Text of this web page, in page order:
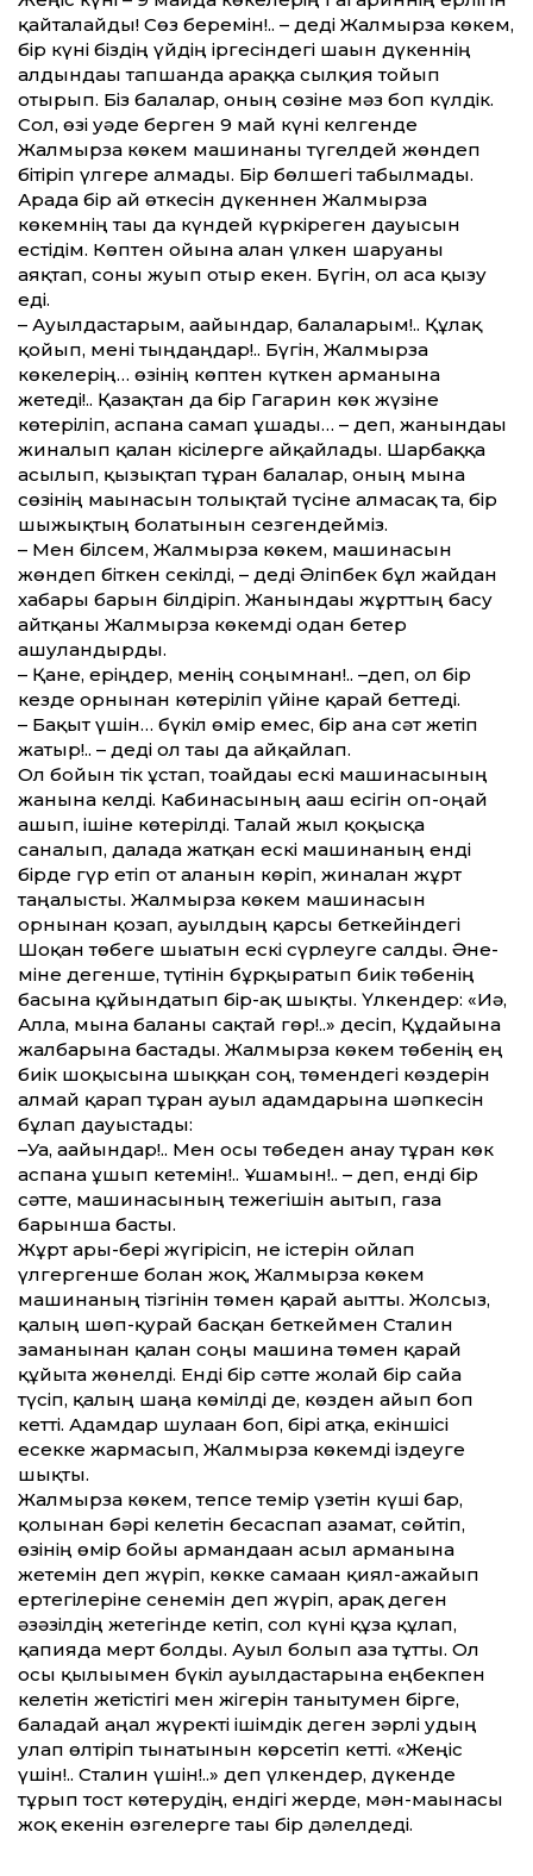
қайталайды! Сөз беремін!.. – деді Жалмырза көкем,
бір күні біздің үйдің іргесіндегі шағын дүкеннің
алдындағы тапшанда араққа сылқия тойып
отырып. Біз балалар, оның сөзіне мәз боп күлдік.
Сол, өзі уәде берген 9 май күні келгенде
Жалмырза көкем машинаны түгелдей жөндеп
бітіріп үлгере алмады. Бір бөлшегі табылмады.
Арада бір ай өткесін дүкеннен Жалмырза
көкемнің тағы да күндей күркіреген дауысын
естідім. Көптен ойына алған үлкен шаруаны
аяқтап, соны жуып отыр екен. Бүгін, ол аса қызу
еді.
– Ауылдастарым, ағайындар, балаларым!.. Құлақ
қойып, мені тыңдаңдар!.. Бүгін, Жалмырза
көкелерің… өзінің көптен күткен арманына
жетеді!.. Қазақтан да бір Гагарин көк жүзіне
көтеріліп, аспанға самғап ұшады… – деп, жанындағы
жиналып қалған кісілерге айқайлады. Шарбаққа
асылып, қызықтап тұрған балалар, оның мына
сөзінің мағынасын толықтай түсіне алмасақ та, бір
шыжықтың болатынын сезгендейміз.
– Мен білсем, Жалмырза көкем, машинасын
жөндеп біткен секілді, – деді Әліпбек бұл жайдан
хабары барын білдіріп. Жанындағы жұрттың басу
айтқаны Жалмырза көкемді одан бетер
ашуландырды.
– Қане, еріңдер, менің соңымнан!.. –деп, ол бір
кезде орнынан көтеріліп үйіне қарай беттеді.
– Бақыт үшін… бүкіл өмір емес, бір ғана сәт жетіп
жатыр!.. – деді ол тағы да айқайлап.
Ол бойын тік ұстап, тоғайдағы ескі машинасының
жанына келді. Кабинасының ағаш есігін оп-оңай
ашып, ішіне көтерілді. Талай жыл қоқысқа
саналып, далада жатқан ескі машинаның енді
бірде гүр етіп от алғанын көріп, жиналған жұрт
таңғалысты. Жалмырза көкем машинасын
орнынан қозғап, ауылдың қарсы беткейіндегі
Шоқан төбеге шығатын ескі сүрлеуге салды. Әне-
міне дегенше, түтінін бұрқыратып биік төбенің
басына құ­йындатып бір-ақ шықты. Үлкендер: «Иә,
Алла, мына баланы сақтай гөр!..» десіп, Құдайына
жалбарына бастады. Жалмырза көкем төбенің ең
биік шоқысына шыққан соң, төмендегі көздерін
алмай қарап тұрған ауыл адамдарына шәпкесін
бұлғап дауыстады:
–Уа, ағайындар!.. Мен осы төбеден анау тұрған көк
аспанға ұшып кетемін!.. Ұшамын!.. – деп, енді бір
сәтте, машинасының тежегішін ағытып, газға
барынша басты.
Жұрт ары-бері жүгірісіп, не істерін ойлап
үлгергенше болған жоқ, Жалмырза көкем
машинаның тізгінін төмен қарай ағытты. Жолсыз,
қалың шөп-қурай басқан беткеймен Сталин
заманынан қалған соңғы машина төмен қарай
құйғыта жөнелді. Енді бір сәтте жолай бір сайға
түсіп, қалың шаңға көмілді де, көзден ғайып боп
кетті. Адамдар шулаған боп, бірі атқа, екіншісі
есекке жармасып, Жалмырза көкемді іздеуге
шықты.
Жалмырза көкем, тепсе темір үзетін күші бар,
қолынан бәрі келетін бесаспап азамат, сөйтіп,
өзінің өмір бойғы армандаған асыл арманына
жетемін деп жүріп, көкке самғаған қиял-ғажайып
ертегілеріне сенемін деп жүріп, арақ деген
әзәзілдің жетегінде кетіп, сол күні құзға құлап,
қапияда мерт болды. Ауыл болып аза тұтты. Ол
осы қылығымен бүкіл ауылдастарына еңбекпен
келетін жетістігі мен жігерін танытумен бірге,
баладай аңғал жүректі ішімдік деген зәрлі удың
улап өлтіріп тынатынын көрсетіп кетті. «Жеңіс
үшін!.. Сталин үшін!..» деп үлкендер, дүкенде
тұрып тост көтерудің, ендігі жерде, мән-мағынасы
жоқ екенін өзгелерге тағы бір дәлелдеді.